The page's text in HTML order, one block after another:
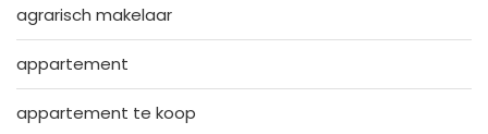
agrarisch makelaar
appartement
appartement te koop